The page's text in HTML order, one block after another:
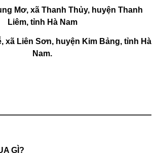
Mơ, xã Thanh Thủy, huyện Thanh
Liêm, tỉnh Hà Nam
xã Liên Sơn, huyện Kim Bảng, tỉnh Hà
Nam.
GÌ?